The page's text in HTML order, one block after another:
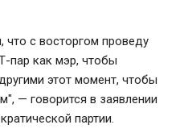
что с восторгом проведу
пар как мэр, чтобы
этот момент, чтобы
— говорится в заявлении
партии.